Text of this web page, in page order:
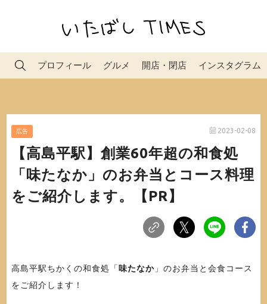
プロフィール グルメ 開店・閉店 インスタグラム
広告 2023-02-08
【高島平駅】創業60年超の和食処
「味たなか」のお弁当とコース料理
をご紹介します。【PR】
高島平駅ちかくの和食処「 味たなか」のお弁当と会食コース
をご紹介します！